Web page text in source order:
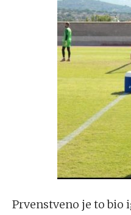
Prvenstveno je to bio